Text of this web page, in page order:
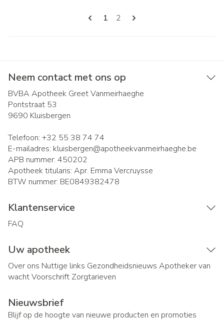
Pagina's
U lees momenteel pagina
1 Pagina
2
Neem contact met ons op
BVBA Apotheek Greet Vanmeirhaeghe
Pontstraat 53
9690 Kluisbergen
Telefoon: +32 55 38 74 74
E-mailadres: kluisbergen@apotheekvanmeirhaeghe.be
APB nummer: 450202
Apotheek titularis: Apr. Emma Vercruysse
BTW nummer: BE0849382478
Klantenservice
FAQ
Uw apotheek
Over ons Nuttige links Gezondheidsnieuws Apotheker van
wachtVoorschrift Zorgtarieven
Nieuwsbrief
Blijf op de hoogte van nieuwe producten en promoties